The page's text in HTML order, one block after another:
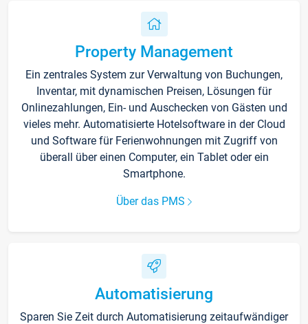
Property Management
Ein zentrales System zur Verwaltung von Buchungen,
Inventar, mit dynamischen Preisen, Lösungen für
Onlinezahlungen, Ein- und Auschecken von Gästen und
vieles mehr. Automatisierte Hotelsoftware in der Cloud
und Software für Ferienwohnungen mit Zugriff von
überall über einen Computer, ein Tablet oder ein
Smartphone.
Über das PMS
Automatisierung
Sparen Sie Zeit durch Automatisierung zeitaufwändiger